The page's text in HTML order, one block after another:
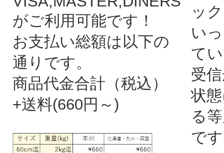
がご利用可能です！
お支払い総額は以下の
通りです。
商品代金合計（税込）
+送料(660円～)
ッ
い
て
受
状
る
で